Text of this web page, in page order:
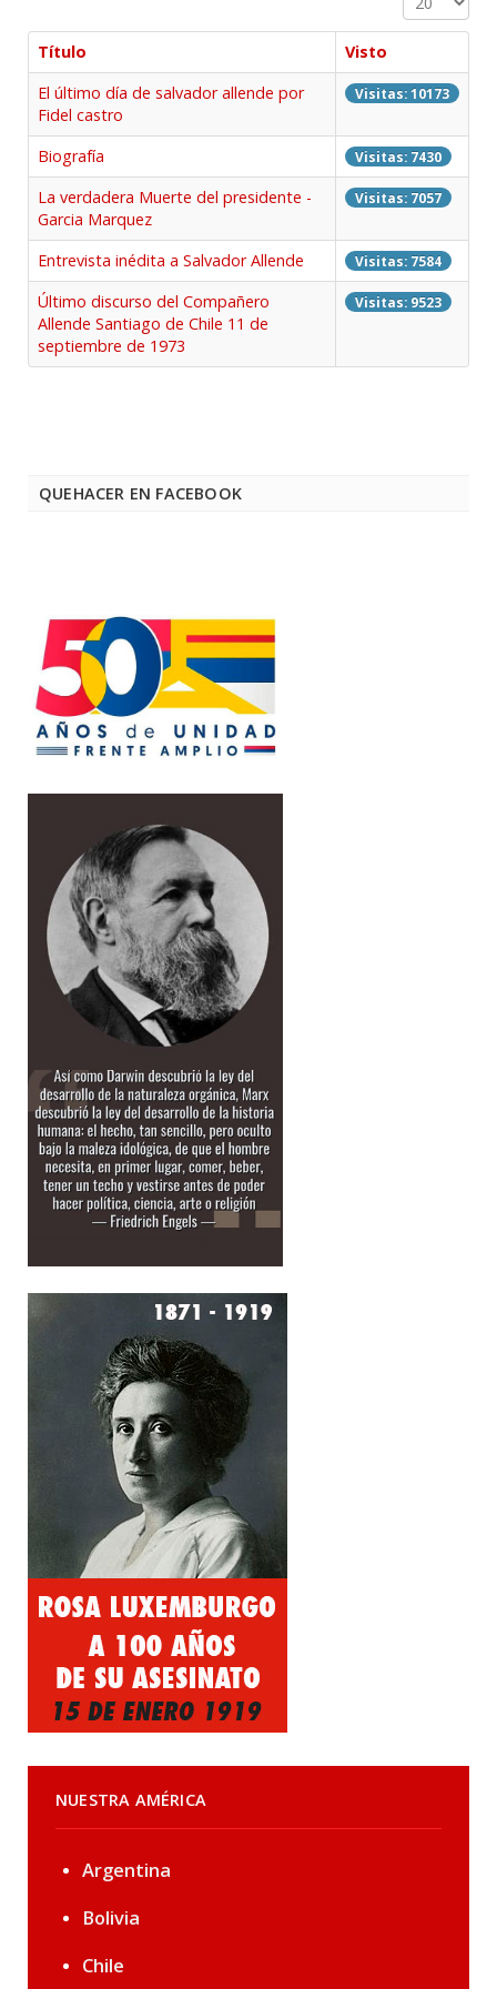
Título
Visto
El último día de salvador allende por
Fidel castro
Visitas: 10173
Biografía Visitas: 7430
La verdadera Muerte del presidente -
Garcia Marquez
Visitas: 7057
Entrevista inédita a Salvador Allende Visitas: 7584
Último discurso del Compañero
Allende Santiago de Chile 11 de
septiembre de 1973
Visitas: 9523
QUEHACER EN FACEBOOK
NUESTRA AMÉRICA
Argentina
Bolivia
Chile